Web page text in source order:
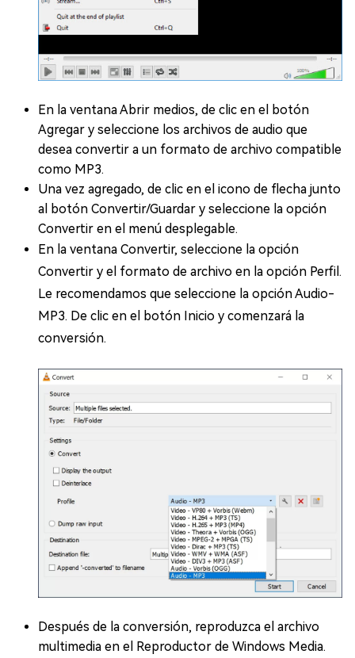
En la ventana Abrir medios, de clic en el botón
Agregar y seleccione los archivos de audio que
desea convertir a un formato de archivo compatible
como MP3.
Una vez agregado, de clic en el icono de flecha junto
al botón Convertir/Guardar y seleccione la opción
Convertir en el menú desplegable.
En la ventana Convertir, seleccione la opción
Convertir y el formato de archivo en la opción Perfil.
Le recomendamos que seleccione la opción Audio-
MP3. De clic en el botón Inicio y comenzará la
conversión.
Después de la conversión, reproduzca el archivo
multimedia en el Reproductor de Windows Media.